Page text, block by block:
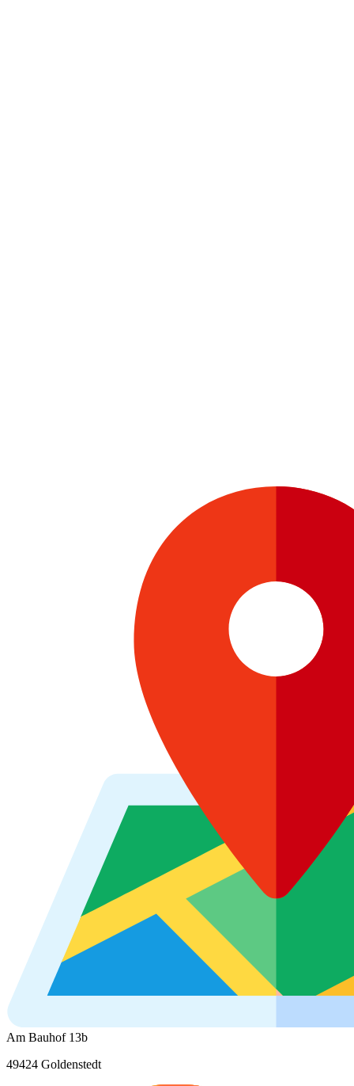
Am Bauhof 13b
49424 Goldenstedt